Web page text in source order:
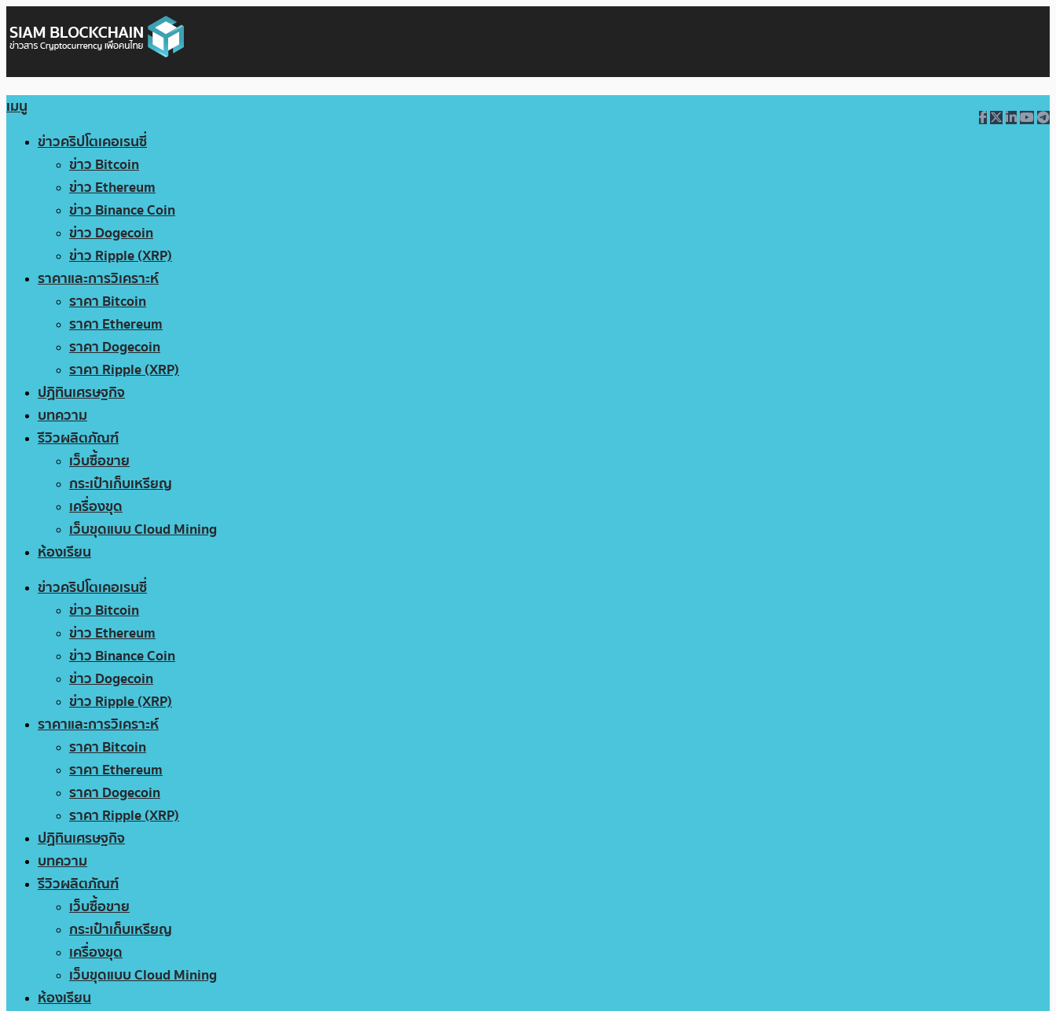
เมนู
ข่าวคริปโตเคอเรนซี่
ข่าว Bitcoin
ข่าว Ethereum
ข่าว Binance Coin
ข่าว Dogecoin
ข่าว Ripple (XRP)
ราคาและการวิเคราะห์
ราคา Bitcoin
ราคา Ethereum
ราคา Dogecoin
ราคา Ripple (XRP)
ปฏิทินเศรษฐกิจ
บทความ
รีวิวผลิตภัณฑ์
เว็บซื้อขาย
กระเป๋าเก็บเหรียญ
เครื่องขุด
เว็บขุดแบบ Cloud Mining
ห้องเรียน
ข่าวคริปโตเคอเรนซี่
ข่าว Bitcoin
ข่าว Ethereum
ข่าว Binance Coin
ข่าว Dogecoin
ข่าว Ripple (XRP)
ราคาและการวิเคราะห์
ราคา Bitcoin
ราคา Ethereum
ราคา Dogecoin
ราคา Ripple (XRP)
ปฏิทินเศรษฐกิจ
บทความ
รีวิวผลิตภัณฑ์
เว็บซื้อขาย
กระเป๋าเก็บเหรียญ
เครื่องขุด
เว็บขุดแบบ Cloud Mining
ห้องเรียน